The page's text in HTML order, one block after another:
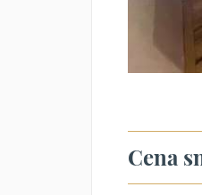
Cena